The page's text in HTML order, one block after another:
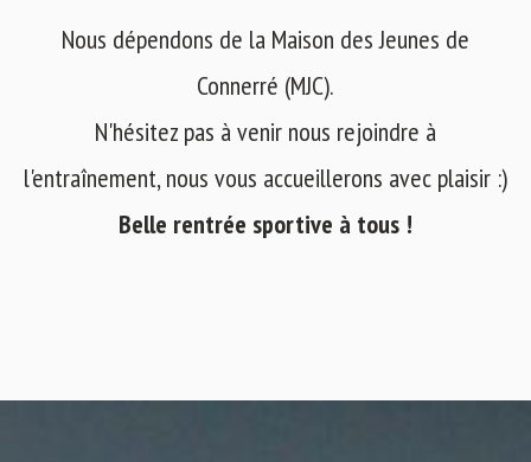
Nous dépendons de la Maison des Jeunes de
Connerré (MJC).
N'hésitez pas à venir nous rejoindre à
l'entraînement, nous vous accueillerons avec plaisir :)
Belle rentrée sportive à tous !